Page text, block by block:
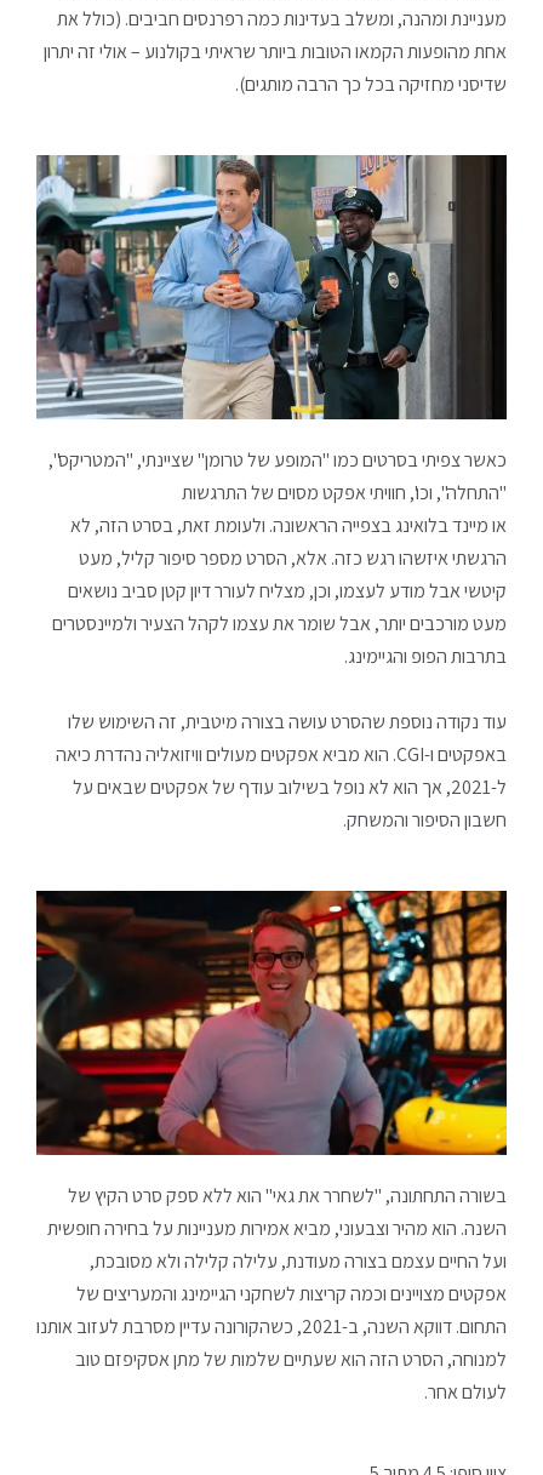
מעניינת ומהנה, ומשלב בעדינות כמה רפרנסים חביבים. (כולל את
אחת מהופעות הקמאו הטובות ביותר שראיתי בקולנוע – אולי זה יתרון
שדיסני מחזיקה בכל כך הרבה מותגים).
כאשר צפיתי בסרטים כמו "המופע של טרומן" שציינתי, "המטריקס",
"התחלה", וכו', חוויתי אפקט מסוים של התרגשות
או מיינד בלואינג בצפייה הראשונה. ולעומת זאת, בסרט הזה, לא
הרגשתי איזשהו רגש כזה. אלא, הסרט מספר סיפור קליל, מעט
קיטשי אבל מודע לעצמו, וכן, מצליח לעורר דיון קטן סביב נושאים
מעט מורכבים יותר, אבל שומר את עצמו לקהל הצעיר ולמיינסטרים
בתרבות הפופ והגיימינג.
עוד נקודה נוספת שהסרט עושה בצורה מיטבית, זה השימוש שלו
באפקטים ו-CGI. הוא מביא אפקטים מעולים וויזואליה נהדרת כיאה
ל-2021, אך הוא לא נופל בשילוב עודף של אפקטים שבאים על
חשבון הסיפור והמשחק.
בשורה התחתונה, "לשחרר את גאי" הוא ללא ספק סרט הקיץ של
השנה. הוא מהיר וצבעוני, מביא אמירות מעניינות על בחירה חופשית
ועל החיים עצמם בצורה מעודנת, עלילה קלילה ולא מסובכת,
אפקטים מצויינים וכמה קריצות לשחקני הגיימינג והמעריצים של
התחום. דווקא השנה, ב-2021, כשהקורונה עדיין מסרבת לעזוב אותנו
למנוחה, הסרט הזה הוא שעתיים שלמות של מתן אסקיפזם טוב
לעולם אחר.